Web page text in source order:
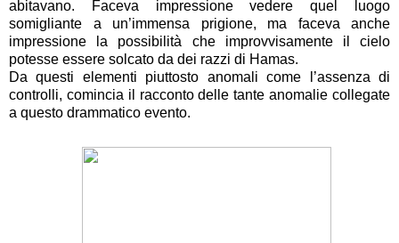
abitavano. Faceva impressione vedere quel luogo
somigliante a un’immensa prigione, ma faceva anche
impressione la possibilità che improvvisamente il cielo
potesse essere solcato da dei razzi di Hamas.
Da questi elementi piuttosto anomali come l’assenza di
controlli, comincia il racconto delle tante anomalie collegate
a questo drammatico evento.